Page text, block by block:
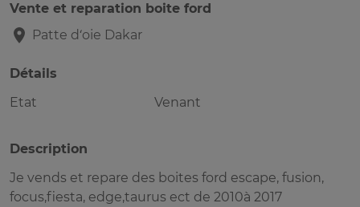
Vente et reparation boite ford
Patte d‘oie Dakar
Détails
Etat
Venant
Description
Je vends et repare des boites ford escape, fusion,
focus,fiesta, edge,taurus ect de 2010à 2017